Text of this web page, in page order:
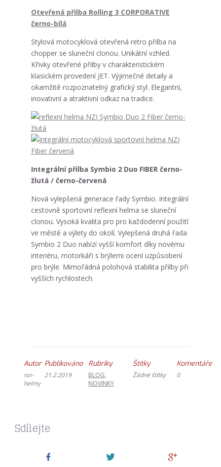
Otevřená přilba Rolling 3 CORPORATIVE
černo-bílá
Stylová motocyklová otevřená retro přilba na
chopper se sluneční clonou. Unikátní vzhled.
Křivky otevřené přilby v charakteristickém
klasickém provedení JET. Výjimečné detaily a
okamžitě rozpoznatelný grafický styl. Elegantní,
inovativní a atraktivní odkaz na tradice.
Integrální přilba Symbio 2 Duo FIBER černo-
žlutá / černo-červená
Nová vylepšená generace řady Symbio. Integrální
cestovně sportovní reflexní helma se sluneční
clonou. Vysoká kvalita pro pro každodenní použití
ve městě a výlety do okolí. Vylepšená druhá řada
Symbio 2 Duo nabízí vyšší komfort díky novému
interiéru, motorkáři s brýlemi ocení uzpůsobení
pro brýle. Mimořádná polohová stabilita přilby při
vyšších rychlostech.
Autor
nzi-
helmy
Publikováno
21.2.2019
Rubriky
BLOG,
NOVINKY
Štítky
Žádné štítky
Komentáře
0
Sdílejte